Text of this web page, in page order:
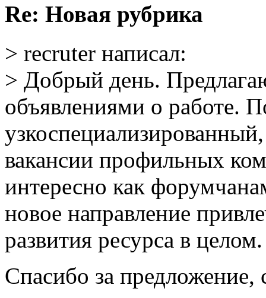
Re: Новая рубрика
> recruter написал:
> Добрый день.
объявлениями о работе.
вакансии профильных
интересно как
новое направление
развития ресурса в целом.
Спасибо за предложение,